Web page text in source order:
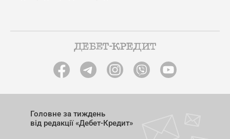
Головне за тиждень
від редакції «Дебет-Кредит»